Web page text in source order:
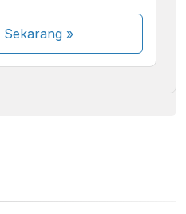
Sekarang»
masih dalam